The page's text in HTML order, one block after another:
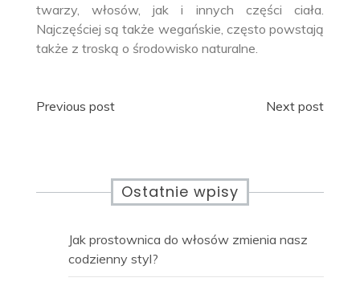
twarzy, włosów, jak i innych części ciała.
Najczęściej są także wegańskie, często powstają
także z troską o środowisko naturalne.
Nawigacja
Previous post Next post
Ostatnie wpisy
Jak prostownica do włosów zmienia nasz
codzienny styl?